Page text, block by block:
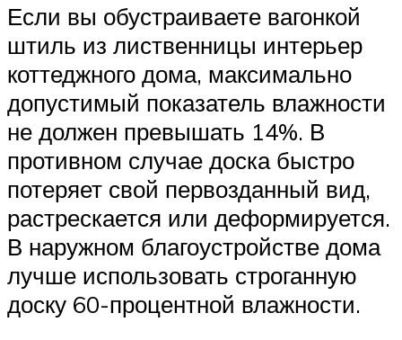
Если вы обустраиваете вагонкой
штиль из лиственницы интерьер
коттеджного дома, максимально
допустимый показатель влажности
не должен превышать 14%. В
противном случае доска быстро
потеряет свой первозданный вид,
растрескается или деформируется.
В наружном благоустройстве дома
лучше использовать строганную
доску 60-процентной влажности.